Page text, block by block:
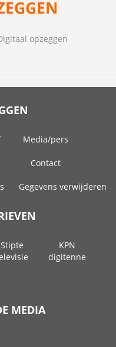
opzeggen
Media/pers
Contact
Gegevens verwijderen
Stipte
KPN
digitenne
MEDIA